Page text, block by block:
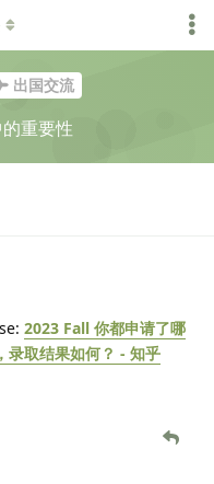
出国交流
重要性
2023 Fall 你都申请了哪
取结果如何？ - 知乎